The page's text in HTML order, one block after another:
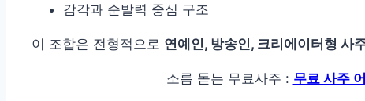
감각과 순발력 중심 구조
이 조합은 전형적으로 연예인, 방송인, 크리에이터형 사
소름 돋는 무료사주 : 무료 사주